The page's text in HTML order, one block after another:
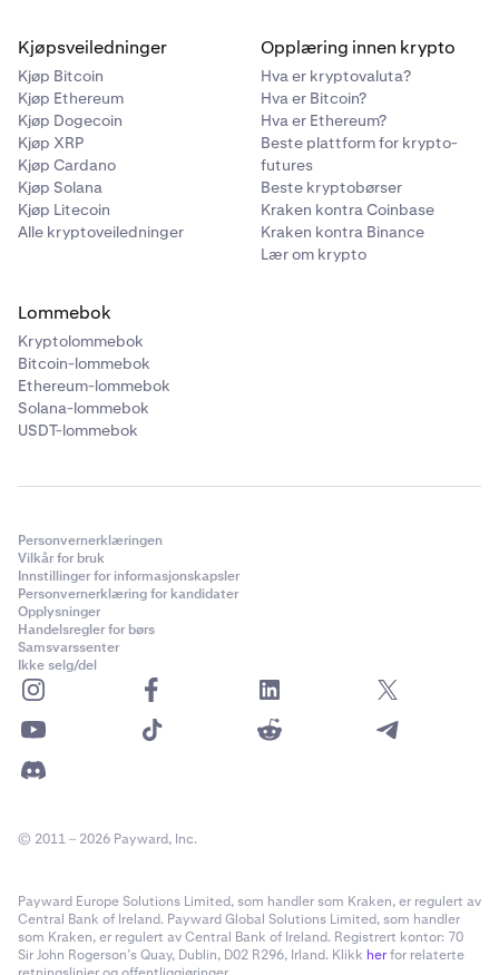
Kjøpsveiledninger
Kjøp Bitcoin
Kjøp Ethereum
Kjøp Dogecoin
Kjøp XRP
Kjøp Cardano
Kjøp Solana
Kjøp Litecoin
Alle kryptoveiledninger
Opplæring innen krypto
Hva er kryptovaluta?
Hva er Bitcoin?
Hva er Ethereum?
Beste plattform for krypto-
futures
Beste kryptobørser
Kraken kontra Coinbase
Kraken kontra Binance
Lær om krypto
Lommebok
Kryptolommebok
Bitcoin-lommebok
Ethereum-lommebok
Solana-lommebok
USDT-lommebok
Personvernerklæringen
Vilkår for bruk
Innstillinger for informasjonskapsler
Personvernerklæring for kandidater
Opplysninger
Handelsregler for børs
Samsvarssenter
Ikke selg/del
© 2011 – 2026 Payward, Inc.
Payward Europe Solutions Limited, som handler som Kraken, er regulert av
Central Bank of Ireland. Payward Global Solutions Limited, som handler
som Kraken, er regulert av Central Bank of Ireland. Registrert kontor: 70
Sir John Rogerson’s Quay, Dublin, D02 R296, Irland. Klikk herfor relaterte